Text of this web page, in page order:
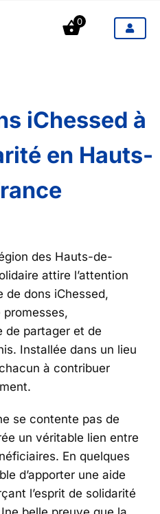
0
iChessed à
en Hauts-
des Hauts-de-
attire l’attention
de dons iChessed,
de partager et de
Installée dans un lieu
à contribuer
se contente pas de
un véritable lien entre
En quelques
d’apporter une aide
l’esprit de solidarité